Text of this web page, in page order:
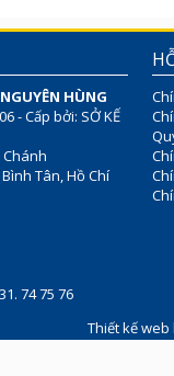
HÙNG
- Cấp bởi: SỞ KẾ
Chánh
Tân, Hồ Chí
74 75 76
Thiết kế web